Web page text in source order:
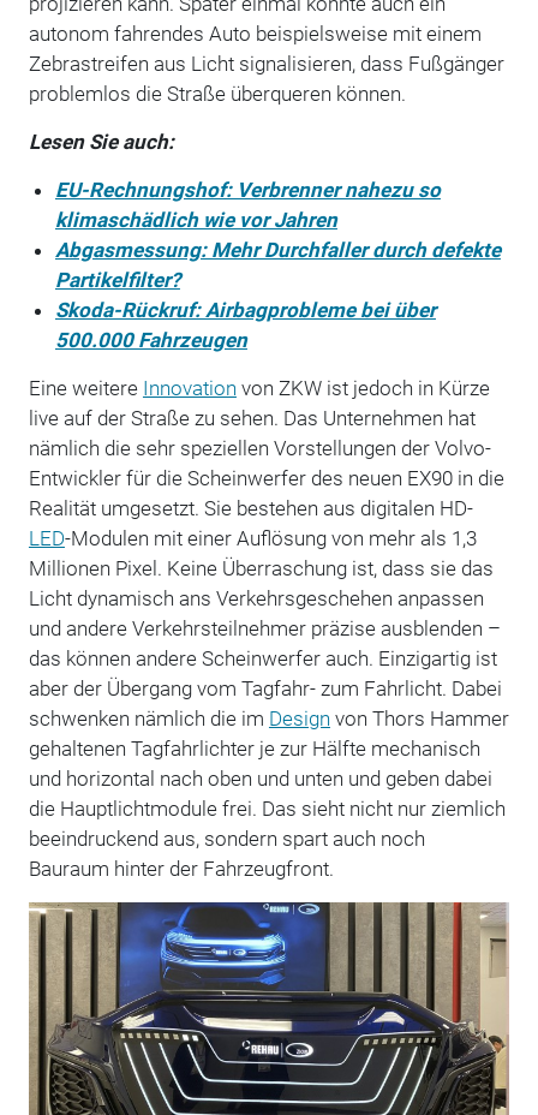
autonom fahrendes Auto beispielsweise mit einem
Zebrastreifen aus Licht signalisieren, dass Fußgänger
problemlos die Straße überqueren können.
Lesen Sie auch:
EU-Rechnungshof: Verbrenner nahezu so
klimaschädlich wie vor Jahren
Abgasmessung: Mehr Durchfaller durch defekte
Partikelfilter?
Skoda-Rückruf: Airbagprobleme bei über
500.000 Fahrzeugen
Eine weitere Innovation von ZKW ist jedoch in Kürze
live auf der Straße zu sehen. Das Unternehmen hat
nämlich die sehr speziellen Vorstellungen der Volvo-
Entwickler für die Scheinwerfer des neuen EX90 in die
Realität umgesetzt. Sie bestehen aus digitalen HD-
LED-Modulen mit einer Auflösung von mehr als 1,3
Millionen Pixel. Keine Überraschung ist, dass sie das
Licht dynamisch ans Verkehrsgeschehen anpassen
und andere Verkehrsteilnehmer präzise ausblenden –
das können andere Scheinwerfer auch. Einzigartig ist
aber der Übergang vom Tagfahr- zum Fahrlicht. Dabei
schwenken nämlich die im Design von Thors Hammer
gehaltenen Tagfahrlichter je zur Hälfte mechanisch
und horizontal nach oben und unten und geben dabei
die Hauptlichtmodule frei. Das sieht nicht nur ziemlich
beeindruckend aus, sondern spart auch noch
Bauraum hinter der Fahrzeugfront.